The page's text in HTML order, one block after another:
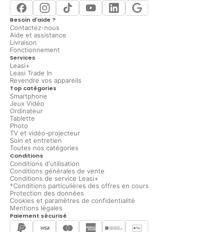
Besoin d'aide ?
Contactez-nous
Aide et assistance
Livraison
Fonctionnement
Services
Leasi+
Leasi Trade In
Revendre vos appareils
Top catégories
Smartphone
Jeux Vidéo
Ordinateur
Tablette
Photo
TV et vidéo-projecteur
Soin et entretien
Toutes nos catégories
Conditions
Conditions d'utilisation
Conditions générales de vente
Conditions de service Leasi+
*Conditions particulières des offres en cours
Protection des données
Cookies et paramètres de confidentialité
Mentions légales
Paiement sécurisé